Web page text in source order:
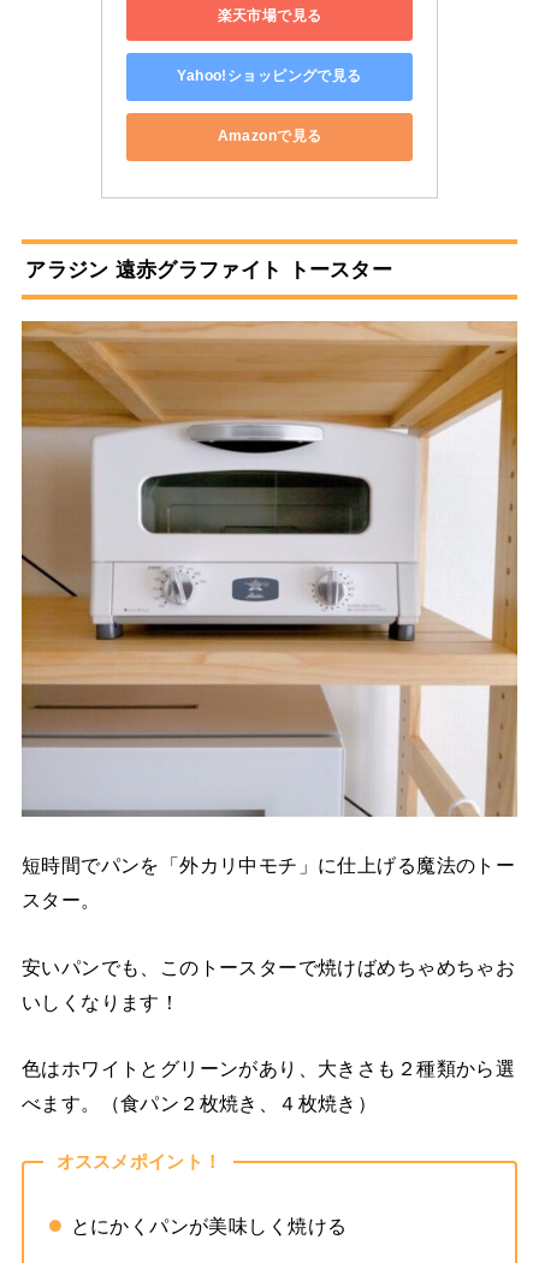
楽天市場で見る
Yahoo!ショッピングで見る
Amazonで見る
アラジン 遠赤グラファイト トースター
短時間でパンを「外カリ中モチ」に仕上げる魔法のトー
スター。
安いパンでも、このトースターで焼けばめちゃめちゃお
いしくなります！
色はホワイトとグリーンがあり、大きさも２種類から選
べます。（食パン２枚焼き、４枚焼き）
オススメポイント！
とにかくパンが美味しく焼ける